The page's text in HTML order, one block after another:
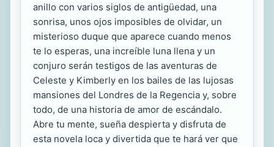
anillo con varios siglos de antigüedad, una
sonrisa, unos ojos imposibles de olvidar, un
misterioso duque que aparece cuando menos
te lo esperas, una increíble luna llena y un
conjuro serán testigos de las aventuras de
Celeste y Kimberly en los bailes de las lujosas
mansiones del Londres de la Regencia y, sobre
todo, de una historia de amor de escándalo.
Abre tu mente, sueña despierta y disfruta de
esta novela loca y divertida que te hará ver que